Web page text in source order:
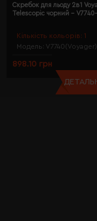
Кількість кольорів: 1
Модель: V7740(Voyager)
Скребок для льоду 2в1
Telescopic чорний -
898.10 грн